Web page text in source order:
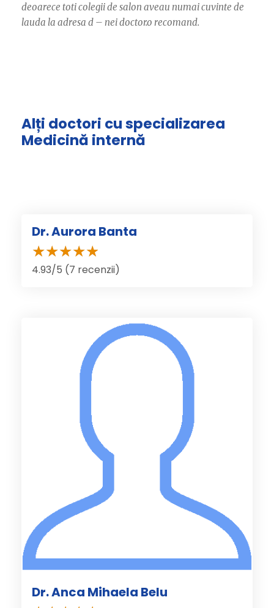
deoarece toti colegii de salon aveau numai cuvinte de
lauda la adresa d – nei doctor.o recomand.
Alți doctori cu specializarea
Medicină internă
Dr. Aurora Banta
4.93/5 (7 recenzii)
Dr. Anca Mihaela Belu